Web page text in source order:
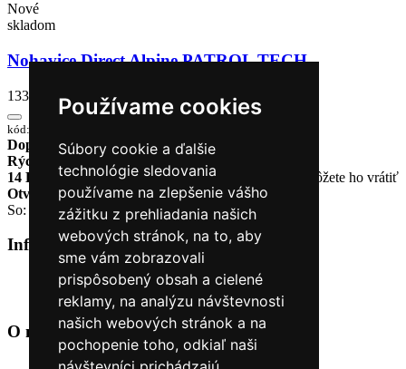
Používame cookies
Súbory cookie a ďalšie
technológie sledovania
používame na zlepšenie vášho
zážitku z prehliadania našich
webových stránok, na to, aby
sme vám zobrazovali
prispôsobený obsah a cielené
reklamy, na analýzu návštevnosti
našich webových stránok a na
pochopenie toho, odkiaľ naši
Nové
skladom
Nohavice Direct Alpine PATROL TECH
133,15 €
kód:20W003307
Doprava zadarmo pri objednávke nad 230€
Rýchle dodanieTovar Vám odošleme do 24 hodín
14 Dní na vrátenie tovaruAk Vám tovar nesadne, môžete ho vrátiť
Otvorené celý týždeň Po - pia: 8:30 - 16:30
So: 9:00 - 12:00
Informácie+
O nás
Kontakt
O nás +